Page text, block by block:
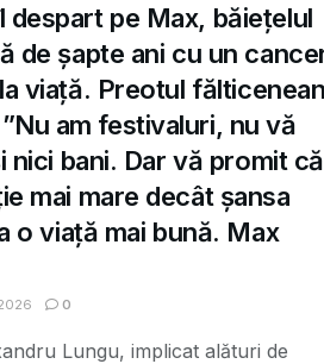
pe Max, băiețelul
de șapte ani cu un
viață. Preotul fălticenean
am festivaluri, nu vă
nici bani. Dar vă promit că
mai mare decât șansa
o viață mai bună. Max
0
Lungu, implicat alături de